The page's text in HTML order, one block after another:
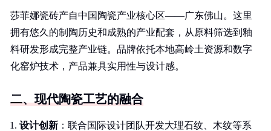
莎菲娜瓷砖产自中国陶瓷产业核心区——广东佛山。这里
拥有悠久的制陶历史和成熟的产业配套，从原料筛选到釉
料研发形成完整产业链。品牌依托本地高岭土资源和数字
化窑炉技术，产品兼具实用性与设计感。
二、现代陶瓷工艺的融合
设计创新 ：联合国际设计团队开发大理石纹、木纹等系